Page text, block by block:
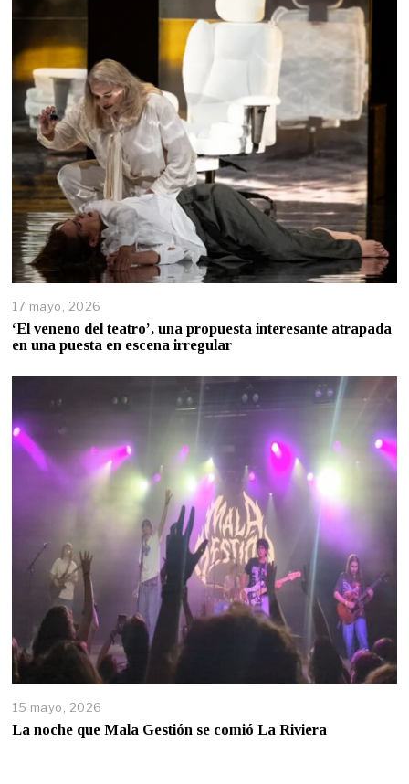
17 mayo, 2026
‘El veneno del teatro’, una propuesta interesante atrapada
en una puesta en escena irregular
15 mayo, 2026
La noche que Mala Gestión se comió La Riviera